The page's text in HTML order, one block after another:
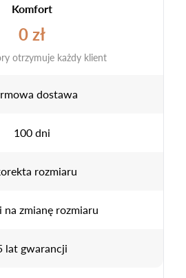
Komfort
0 zł
otrzymuje każdy klient
dostawa
100 dni
rozmiaru
na zmianę rozmiaru
lat gwarancji